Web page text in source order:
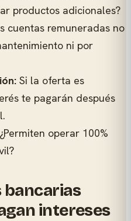
productos adicionales?
cuentas remuneradas no
ni por
Si la oferta es
te pagarán después
¿Permiten operar 100%
bancarias
intereses